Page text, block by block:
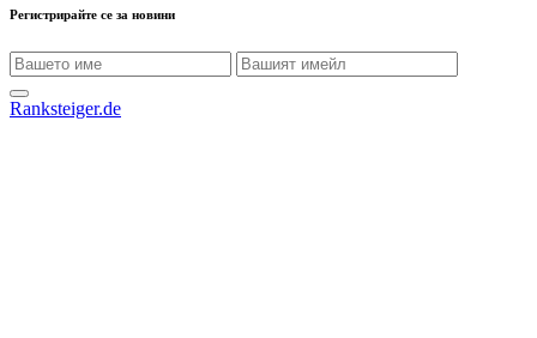
Регистрирайте се за новини
Ranksteiger.de